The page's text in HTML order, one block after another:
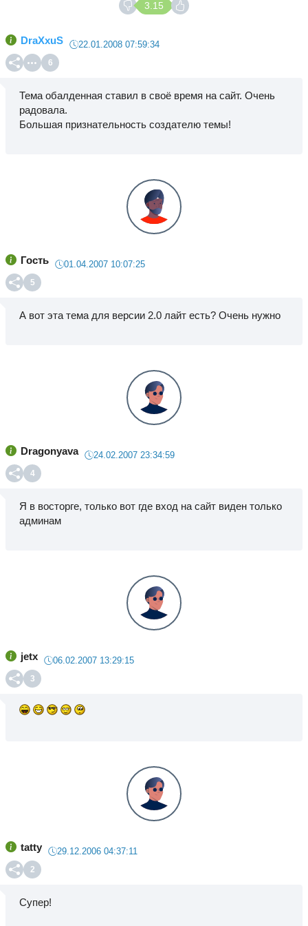
3.15
DraXxuS 22.01.2008 07:59:34
6
Тема обалденная ставил в своё время на сайт. Очень
радовала.
Большая признательность создателю темы!
Гость 01.04.2007 10:07:25
5
А вот эта тема для версии 2.0 лайт есть? Очень нужно
Dragonyava 24.02.2007 23:34:59
4
Я в восторге, только вот где вход на сайт виден только
админам
jetx 06.02.2007 13:29:15
3
tatty 29.12.2006 04:37:11
2
Супер!